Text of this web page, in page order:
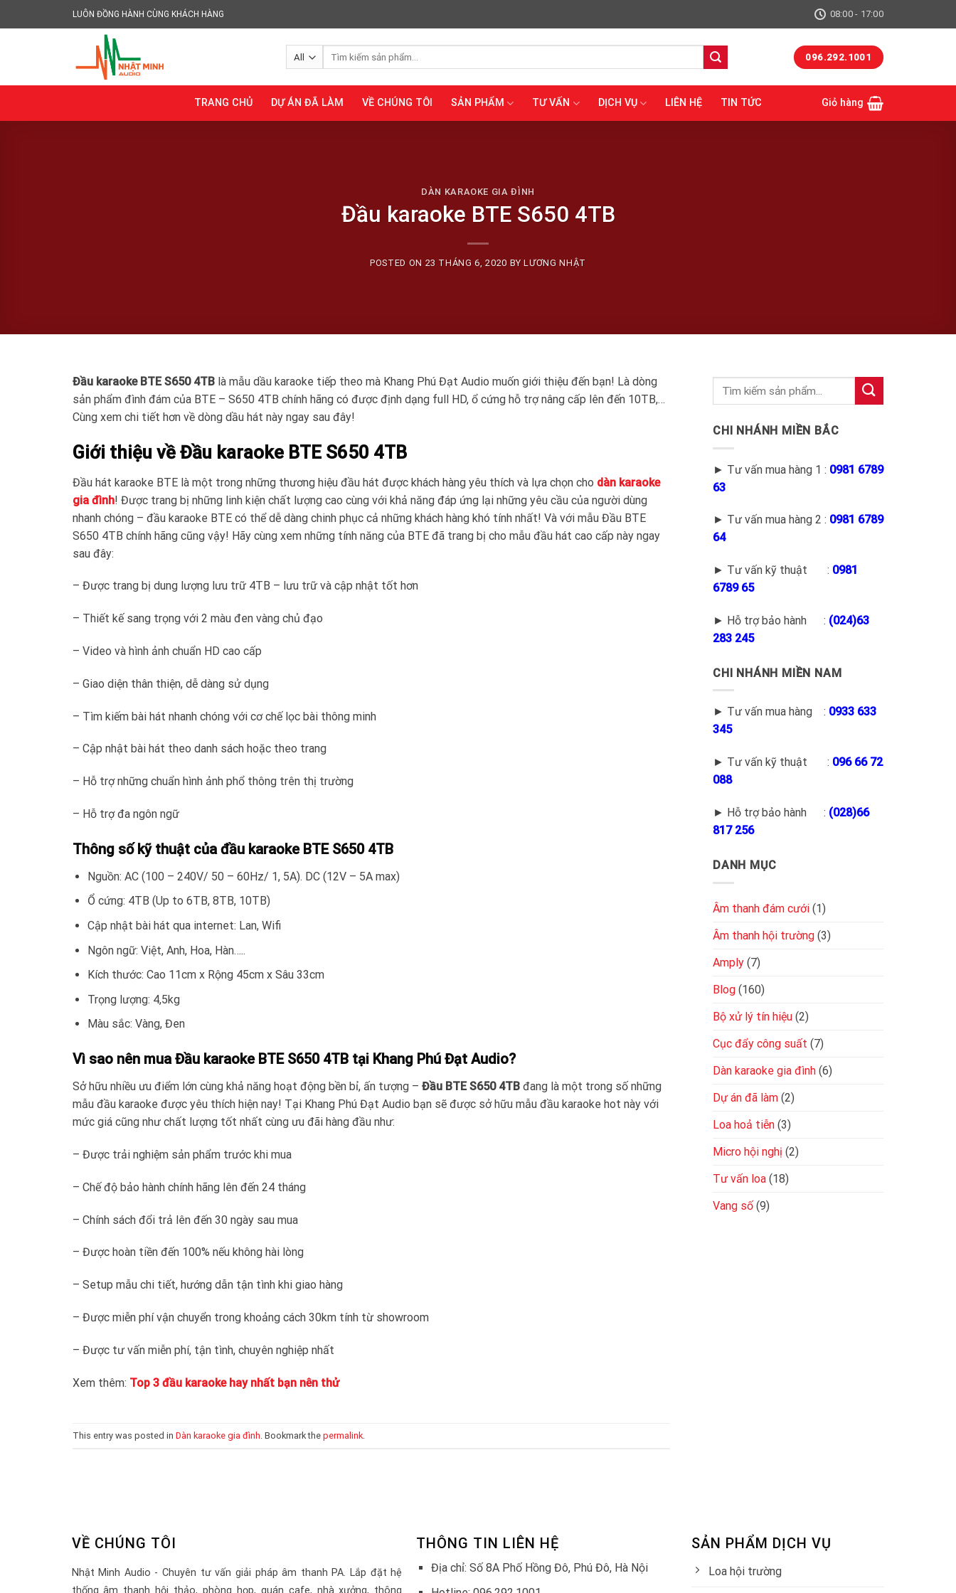
to
LUÔN ĐỒNG HÀNH CÙNG KHÁCH HÀNG 08:00 - 17:00
096.292.1001
TRANG CHỦ DỰ ÁN ĐÃ LÀM VỀ CHÚNG TÔI SẢN PHẨM TƯ VẤN DỊCH VỤ LIÊN HỆ TIN TỨC Giỏ hàng
DÀN KARAOKE GIA ĐÌNH
Đầu karaoke BTE S650 4TB
POSTED ON 23 THÁNG 6, 2020 BYLƯƠNG NHẬT
Đầu karaoke BTE S650 4TB là mẫu dầu karaoke tiếp theo mà Khang Phú Đạt Audio muốn giới thiệu đến bạn! Là dòng
sản phẩm đình đám của BTE – S650 4TB chính hãng có được định dạng full HD, ổ cứng hỗ trợ nâng cấp lên đến 10TB,…
Cùng xem chi tiết hơn về dòng dầu hát này ngay sau đây!
Giới thiệu về Đầu karaoke BTE S650 4TB
Đầu hát karaoke BTE là một trong những thương hiệu đầu hát được khách hàng yêu thích và lựa chọn cho dàn karaoke
gia đình! Được trang bị những linh kiện chất lượng cao cùng với khả năng đáp ứng lại những yêu cầu của người dùng
nhanh chóng – đầu karaoke BTE có thể dễ dàng chinh phục cả những khách hàng khó tính nhất! Và với mẫu Đầu BTE
S650 4TB chính hãng cũng vậy! Hãy cùng xem những tính năng của BTE đã trang bị cho mẫu đầu hát cao cấp này ngay
sau đây:
– Được trang bị dung lượng lưu trữ 4TB – lưu trữ và cập nhật tốt hơn
– Thiết kế sang trọng với 2 màu đen vàng chủ đạo
– Video và hình ảnh chuẩn HD cao cấp
– Giao diện thân thiện, dễ dàng sử dụng
– Tìm kiếm bài hát nhanh chóng với cơ chế lọc bài thông minh
– Cập nhật bài hát theo danh sách hoặc theo trang
– Hỗ trợ những chuẩn hình ảnh phổ thông trên thị trường
– Hỗ trợ đa ngôn ngữ
Thông số kỹ thuật của đầu karaoke BTE S650 4TB
Nguồn: AC (100 – 240V/ 50 – 60Hz/ 1, 5A). DC (12V – 5A max)
Ổ cứng: 4TB (Up to 6TB, 8TB, 10TB)
Cập nhật bài hát qua internet: Lan, Wifi
Ngôn ngữ: Việt, Anh, Hoa, Hàn…..
Kích thước: Cao 11cm x Rộng 45cm x Sâu 33cm
Trọng lượng: 4,5kg
Màu sắc: Vàng, Đen
Vì sao nên mua Đầu karaoke BTE S650 4TB tại Khang Phú Đạt Audio?
Sở hữu nhiều ưu điểm lớn cùng khả năng hoạt động bền bỉ, ấn tượng – Đầu BTE S650 4TB đang là một trong số những
mẫu đầu karaoke được yêu thích hiện nay! Tại Khang Phú Đạt Audio bạn sẽ được sở hữu mẫu đầu karaoke hot này với
mức giá cũng như chất lượng tốt nhất cùng ưu đãi hàng đầu như:
– Được trải nghiệm sản phẩm trước khi mua
– Chế độ bảo hành chính hãng lên đến 24 tháng
– Chính sách đổi trả lên đến 30 ngày sau mua
– Được hoàn tiền đến 100% nếu không hài lòng
– Setup mẫu chi tiết, hướng dẫn tận tình khi giao hàng
– Được miễn phí vận chuyển trong khoảng cách 30km tính từ showroom
– Được tư vấn miễn phí, tận tình, chuyên nghiệp nhất
Xem thêm: Top 3 đầu karaoke hay nhất bạn nên thử
This entry was posted in Dàn karaoke gia đình . Bookmark the permalink
CHI NHÁNH MIỀN BẮC
► Tư vấn mua hàng 1 : 0981 6789
63
► Tư vấn mua hàng 2 : 0981 6789
64
► Tư vấn kỹ thuật : 0981
6789 65
► Hỗ trợ bảo hành : (024)63
283 245
CHI NHÁNH MIỀN NAM
► Tư vấn mua hàng : 0933 633
345
► Tư vấn kỹ thuật : 096 66 72
088
► Hỗ trợ bảo hành : (028)66
817 256
DANH MỤC
Âm thanh đám cưới (1)
Âm thanh hội trường (3)
Amply (7)
Blog (160)
Bộ xử lý tín hiệu (2)
Cục đẩy công suất (7)
Dàn karaoke gia đình (6)
Dự án đã làm (2)
Loa hoả tiễn (3)
Micro hội nghị (2)
Tư vấn loa (18)
Vang số (9)
VỀ CHÚNG TÔI
Nhật Minh Audio - Chuyên tư vấn giải pháp âm thanh PA. Lắp đặt hệ
THÔNG TIN LIÊN HỆ
Địa chỉ: Số 8A Phố Hồng Đô, Phú Đô, Hà Nội
SẢN PHẨM DỊCH VỤ
Loa hội trường